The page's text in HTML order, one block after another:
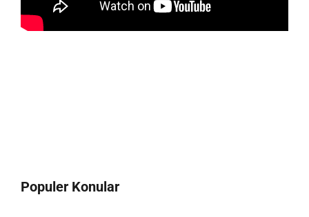
Populer Konular